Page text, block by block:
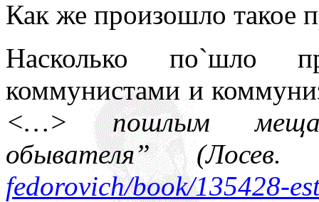
Как же произошло такое
Насколько по`шло
коммунистами и
<…> пошлым
обывателя”
fedorovich/book/135428-